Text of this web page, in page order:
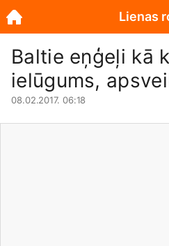
Baltie eņģeļi kā
ielūgums,
08.02.2017. 06:18
Lienas